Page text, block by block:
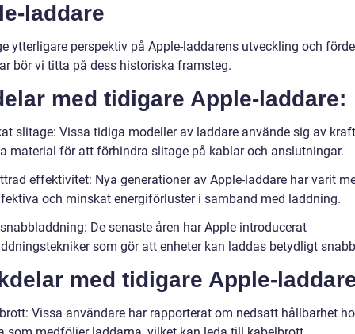
laddare
ytterligare perspektiv på Apple-laddarens utveckling och
bör vi titta på dess historiska framsteg.
med tidigare Apple-laddare:
slitage: Vissa tidiga modeller av laddare använde sig av
material för att förhindra slitage på kablar och anslutningar.
effektivitet: Nya generationer av Apple-laddare har varit
och minskat energiförluster i samband med laddning.
De senaste åren har Apple introducerat
som gör att enheter kan laddas betydligt
med tidigare Apple-
Vissa användare har rapporterat om nedsatt hållbarhet